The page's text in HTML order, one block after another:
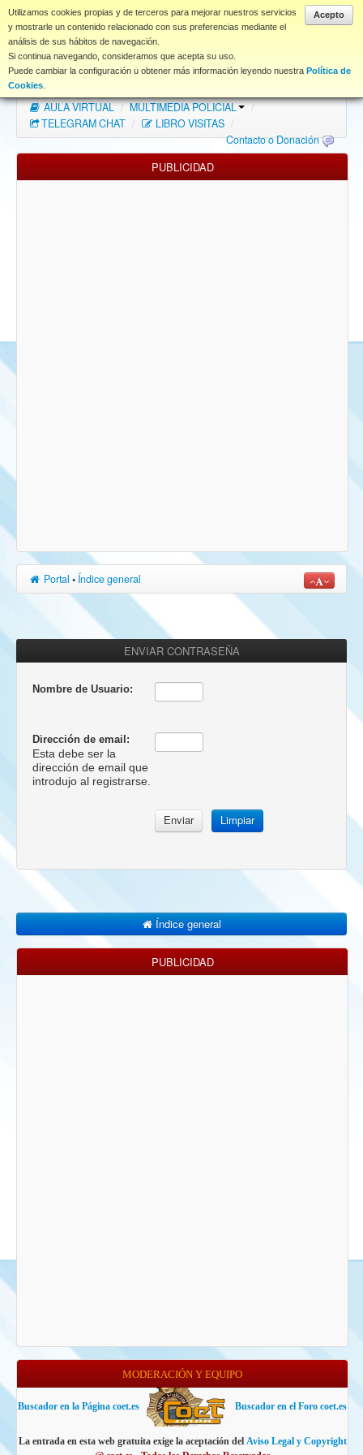
Acepto
Utilizamos cookies propias y de terceros para mejorar nuestros servicios
y mostrarle un contenido relacionado con sus preferencias mediante el
análisis de sus hábitos de navegación.
Si continua navegando, consideramos que acepta su uso.
Puede cambiar la configuración u obtener más información leyendo nuestra Política de
Cookies
www.coet.es
Portal
Índice Foros
FAQ
NORMAS FORO
Descargas
AULA VIRTUAL / MULTIMEDIA POLICIAL
/
TELEGRAM CHAT / LIBRO VISITAS /
Contacto o Donación
PUBLICIDAD
Portal • Índice general
ENVIAR CONTRASEÑA
Nombre de Usuario:
Dirección de email:
Esta debe ser la
dirección de email que
introdujo al registrarse.
Índice general
PUBLICIDAD
MODERACIÓN Y EQUIPO
Buscador en la Página coet.es Buscador en el Foro coet.es
La entrada en esta web gratuita exige la aceptación del Aviso Legal y Copyright